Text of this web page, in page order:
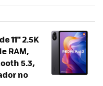
11" 2.5K
RAM,
5.3,
no